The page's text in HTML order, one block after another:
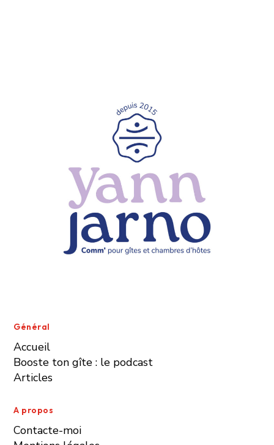
Général
Accueil
Booste ton gîte : le podcast
Articles
A propos
Contacte-moi